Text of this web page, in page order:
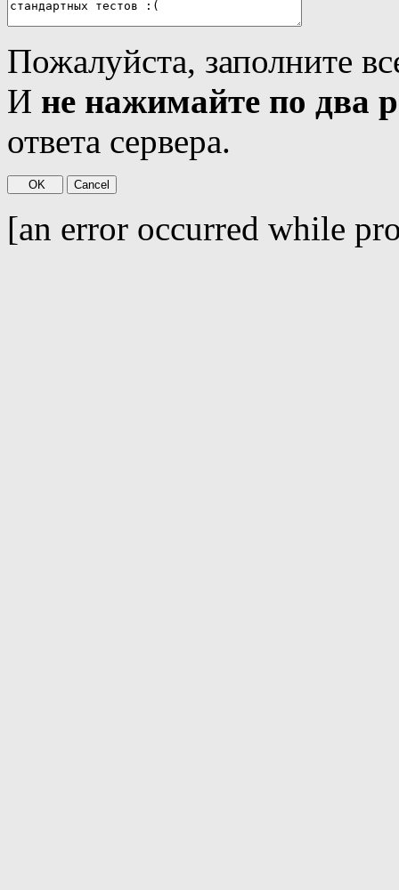
Пожалуйста, заполните
И не нажимайте по два
ответа сервера.
[an error occurred while